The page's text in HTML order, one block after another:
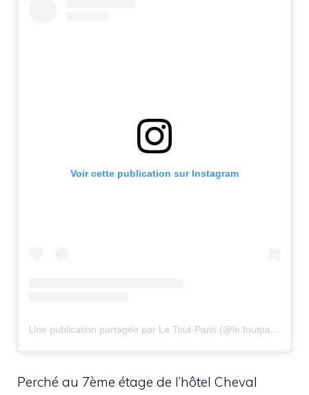
Voir cette publication sur Instagram
Une publication partagée par Le Tout-Paris (@le.toutparis)
Perché au 7ème étage de l’hôtel Cheval